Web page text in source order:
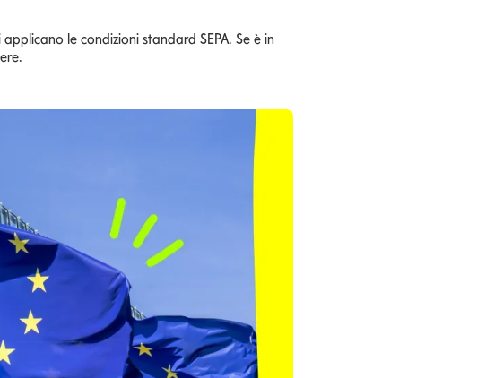
le condizioni standard SEPA. Se è in